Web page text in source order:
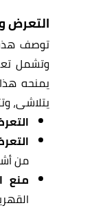
التعرض
توصف هذه
وتشمل
يمنحه
يتلاشى،
من
منع